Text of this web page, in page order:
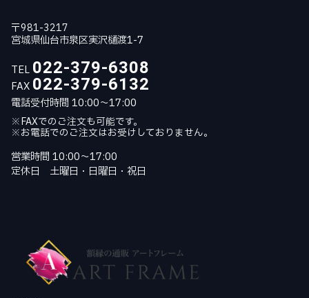
〒981-3217
宮城県仙台市泉区実沢樋渡1-7
TEL 022-379-6308
FAX 022-379-6132
電話受付時間 10:00～17:00
※FAXでのご注文も可能です。
※お電話でのご注文はお受けしておりません。
営業時間 10:00～17:00
定休日 土曜日・日曜日・祝日